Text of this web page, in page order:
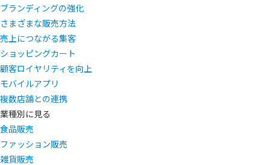
ブランディングの強化
さまざまな販売方法
売上につながる集客
ショッピングカート
顧客ロイヤリティを向上
モバイルアプリ
複数店舗との連携
業種別に見る
食品販売
ファッション販売
雑貨販売